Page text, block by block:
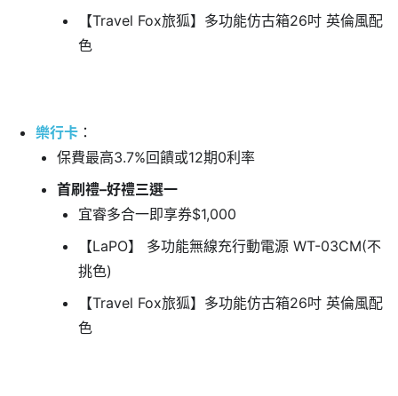
【Travel Fox旅狐】多功能仿古箱26吋 英倫風配
色
樂行卡 ：
保費最高3.7%回饋或12期0利率
首刷禮–好禮三選一
宜睿多合一即享券$1,000
【LaPO】 多功能無線充行動電源 WT-03CM(不
挑色)
【Travel Fox旅狐】多功能仿古箱26吋 英倫風配
色